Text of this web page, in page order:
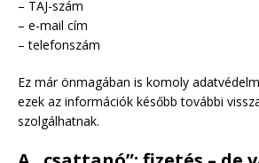
– TAJ-szám
– e-mail cím
– telefonszám
Ez már önmagában is komoly
ezek az információk később további
szolgálhatnak.